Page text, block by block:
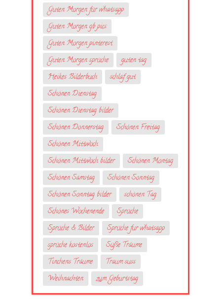
Guten Morgen für whatsapp
Guten Morgen gb pics
Guten Morgen pinterest
Guten Morgen sprüche
guten tag
Heikes Bilderbuch
schlaf gut
Schönen Dienstag
Schönen Dienstag bilder
Schönen Donnerstag
Schönen Freitag
Schönen Mittwoch
Schönen Mittwoch bilder
Schönen Montag
Schönen Samstag
Schönen Sonntag
Schönen Sonntag bilder
schönen Tag
Schönes Wochenende
Sprüche
Sprüche & Bilder
Sprüche fur whatsapp
sprüche kostenlos
Süße Träume
Tinchens Träume
Traum suss
Weihnachten
zum Geburtstag